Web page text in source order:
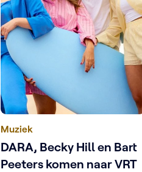
Muziek
DARA, Becky Hill en Bart
Peeters komen naar VRT